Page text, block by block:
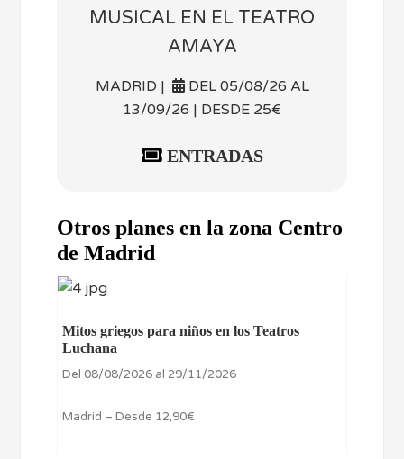
MUSICAL EN EL TEATRO
AMAYA
MADRID |
DEL 05/08/26 AL
13/09/26 | DESDE 25€
ENTRADAS
Otros planes en la zona Centro
de Madrid
Mitos griegos para niños en los Teatros
Luchana
Del 08/08/2026 al 29/11/2026
Madrid – Desde 12,90€